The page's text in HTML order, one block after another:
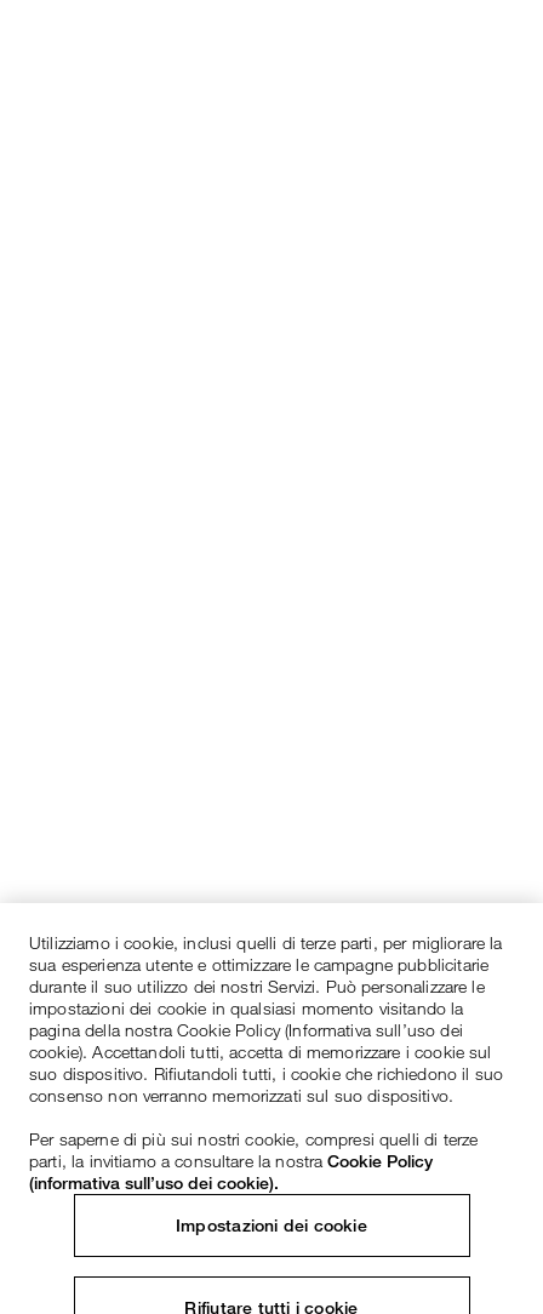
Utilizziamo i cookie, inclusi quelli di terze parti, per migliorare la
sua esperienza utente e ottimizzare le campagne pubblicitarie
durante il suo utilizzo dei nostri Servizi. Può personalizzare le
impostazioni dei cookie in qualsiasi momento visitando la
pagina della nostra Cookie Policy (Informativa sull’uso dei
cookie). Accettandoli tutti, accetta di memorizzare i cookie sul
suo dispositivo. Rifiutandoli tutti, i cookie che richiedono il suo
consenso non verranno memorizzati sul suo dispositivo.
Per saperne di più sui nostri cookie, compresi quelli di terze
parti, la invitiamo a consultare la nostraCookie Policy
(informativa sull’uso dei cookie).
Impostazioni dei cookie
Rifiutare tutti i cookie